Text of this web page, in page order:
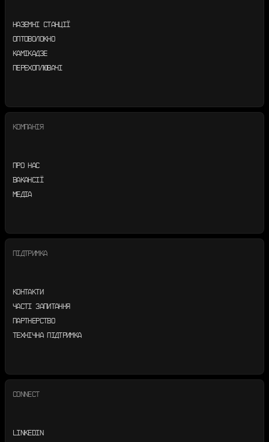
НАЗЕМНІ СТАНЦІЇ
ОПТОВОЛОКНО
КАМІКАДЗЕ
ПЕРЕХОПЛЮВАЧІ
КОМПАНІЯ
ПРО НАС
ВАКАНСІЇ
МЕДІА
ПІДТРИМКА
КОНТАКТИ
ЧАСТІ ЗАПИТАННЯ
ПАРТНЕРСТВО
ТЕХНІЧНА ПІДТРИМКА
CONNECT
LINKEDIN